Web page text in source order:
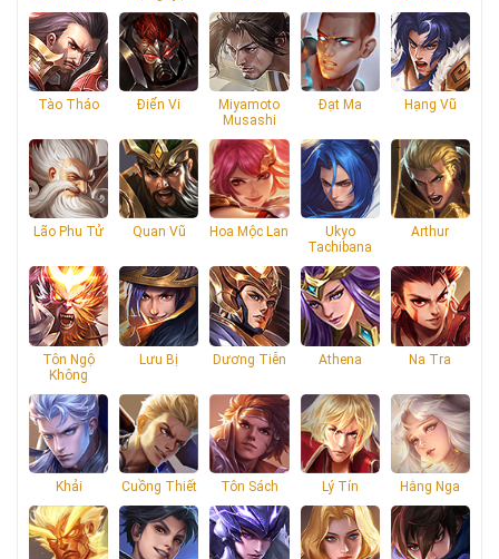
Tào Tháo Điển Vi
Miyamoto
Musashi
Đạt Ma Hạng Vũ
Lão Phu Tử Quan Vũ Hoa Mộc Lan
Ukyo
Tachibana
Arthur
Tôn Ngộ
Không
Lưu Bị Dương Tiễn Athena Na Tra
Khải Cuồng Thiết Tôn Sách Lý Tín Hằng Nga